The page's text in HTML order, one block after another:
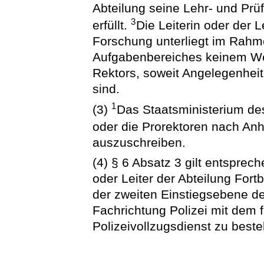
Abteilung seine Lehr- und
erfüllt.3Die Leiterin oder der
Forschung unterliegt im
Aufgabenbereiches keinem
Rektors, soweit
sind.
(3) 1Das Staatsministerium
oder die Prorektoren nach
auszuschreiben.
(4) § 6 Absatz 3 gilt
oder Leiter der Abteilung
der zweiten Einstiegsebene
Fachrichtung Polizei mit dem
Polizeivollzugsdienst zu